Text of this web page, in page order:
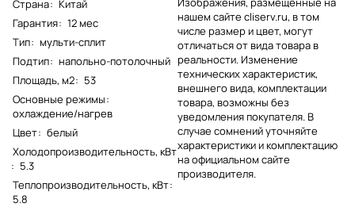
Страна: Китай
Гарантия: 12 мес
Тип: мульти-сплит
Подтип: напольно-потолочный
Площадь, м2: 53
Основные режимы:
охлаждение/нагрев
Цвет: белый
Холодопроизводительность, кВт
: 5.3
Теплопроизводительность, кВт:
5.8
нашем сайте cliserv.ru, в том
числе размер и цвет, могут
отличаться от вида товара в
реальности. Изменение
технических характеристик,
внешнего вида, комплектации
товара, возможны без
уведомления покупателя. В
случае сомнений уточняйте
характеристики и комплектацию
на официальном сайте
производителя.